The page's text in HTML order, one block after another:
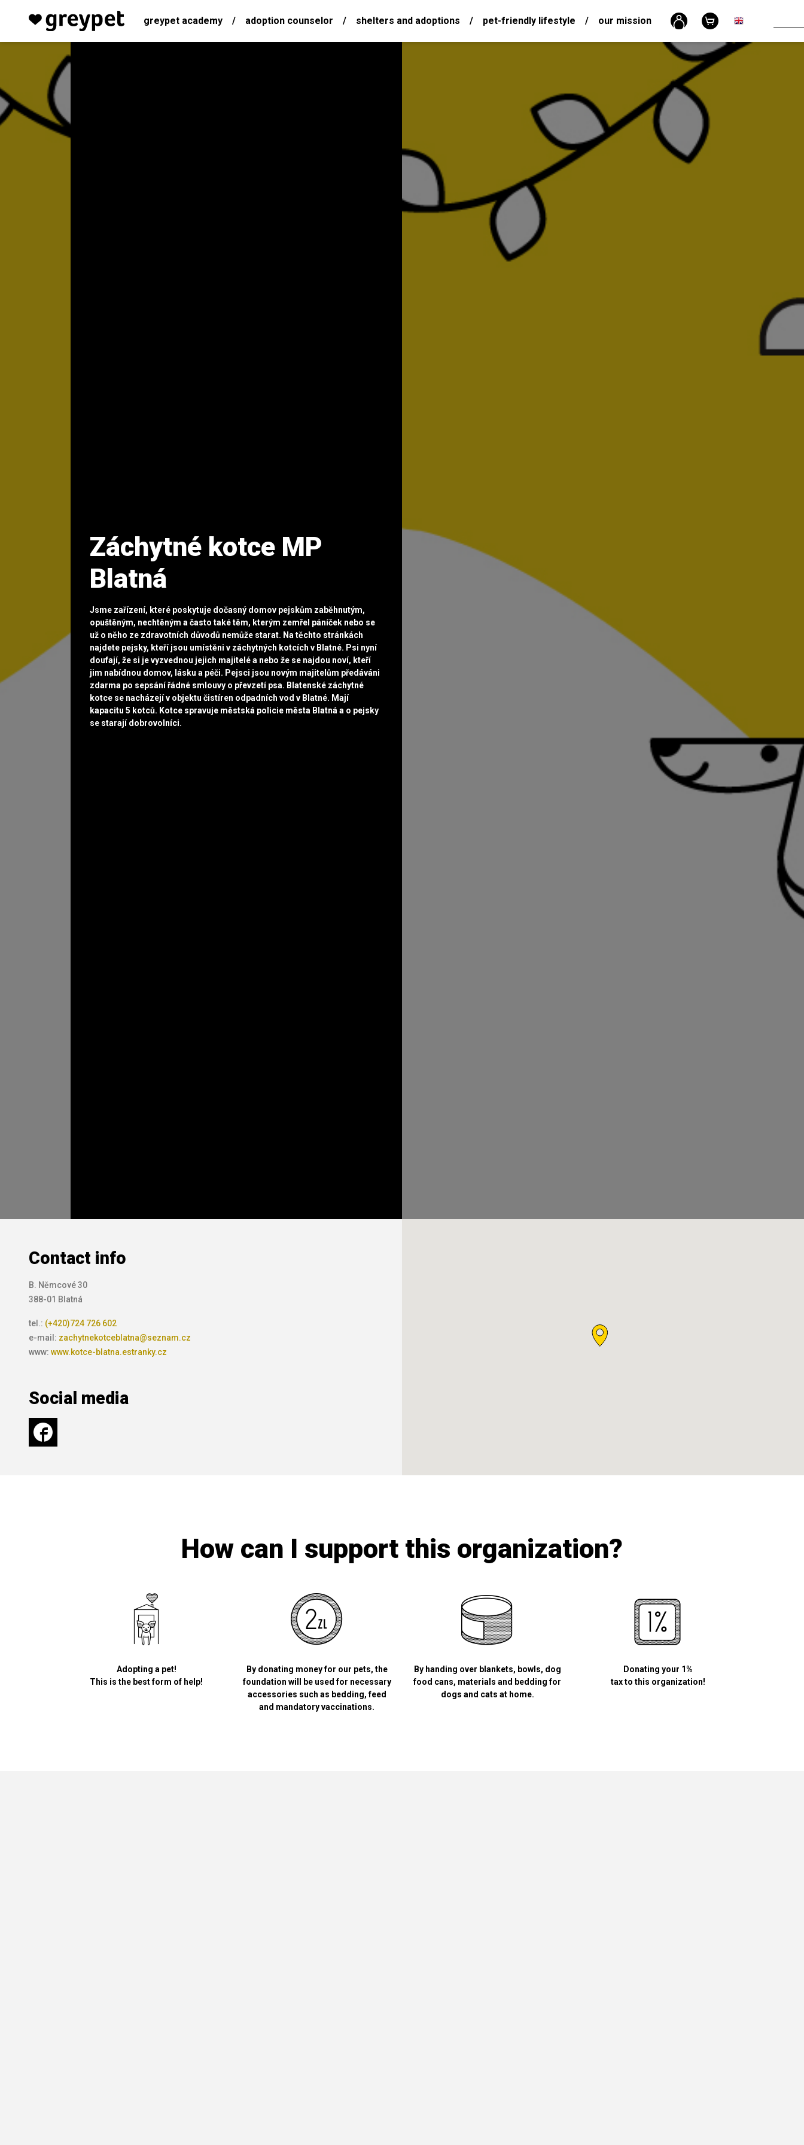
greypet academy / adoption counselor / shelters and adoptions / pet-friendly lifestyle / our mission
Záchytné kotce MP
Blatná
Jsme zařízení, které poskytuje dočasný domov pejskům zaběhnutým,
opuštěným, nechtěným a často také těm, kterým zemřel páníček nebo se
už o něho ze zdravotních důvodů nemůže starat. Na těchto stránkách
najdete pejsky, kteří jsou umístěni v záchytných kotcích v Blatné. Psi nyní
doufají, že si je vyzvednou jejich majitelé a nebo že se najdou noví, kteří
jim nabídnou domov, lásku a péči. Pejsci jsou novým majitelům předáváni
zdarma po sepsání řádné smlouvy o převzetí psa. Blatenské záchytné
kotce se nacházejí v objektu čistíren odpadních vod v Blatné. Mají
kapacitu 5 kotců. Kotce spravuje městská policie města Blatná a o pejsky
se starají dobrovolníci.
Contact info
B. Němcové 30
388-01 Blatná
tel.: (+420)724 726 602
e-mail: zachytnekotceblatna@seznam.cz
www: www.kotce-blatna.estranky.cz
Social media
How can I support this organization?
Adopting a pet!
This is the best form of help!
By donating money for our pets, the
foundation will be used for necessary
accessories such as bedding, feed
and mandatory vaccinations.
By handing over blankets, bowls, dog
food cans, materials and bedding for
dogs and cats at home.
Donating your 1%
tax to this organization!